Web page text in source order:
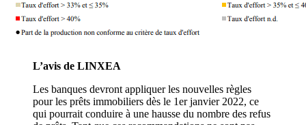
L’avis de LINXEA
Les banques devront appliquer les nouvelles règles
pour les prêts immobiliers dès le 1er janvier 2022, ce
qui pourrait conduire à une hausse du nombre des refus